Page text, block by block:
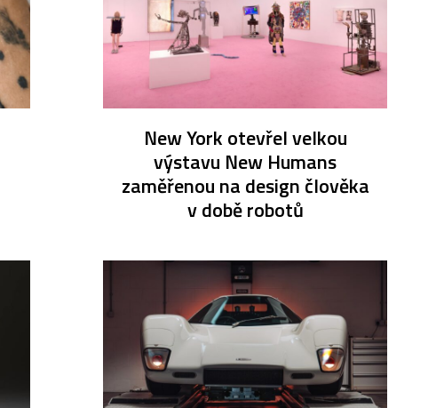
New York otevřel velkou
výstavu New Humans
zaměřenou na design člověka
v době robotů